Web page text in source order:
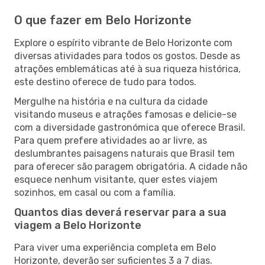
O que fazer em Belo Horizonte
Explore o espírito vibrante de Belo Horizonte com
diversas atividades para todos os gostos. Desde as
atrações emblemáticas até à sua riqueza histórica,
este destino oferece de tudo para todos.
Mergulhe na história e na cultura da cidade
visitando museus e atrações famosas e delicie-se
com a diversidade gastronómica que oferece Brasil.
Para quem prefere atividades ao ar livre, as
deslumbrantes paisagens naturais que Brasil tem
para oferecer são paragem obrigatória. A cidade não
esquece nenhum visitante, quer estes viajem
sozinhos, em casal ou com a família.
Quantos dias deverá reservar para a sua
viagem a Belo Horizonte
Para viver uma experiência completa em Belo
Horizonte, deverão ser suficientes 3 a 7 dias.